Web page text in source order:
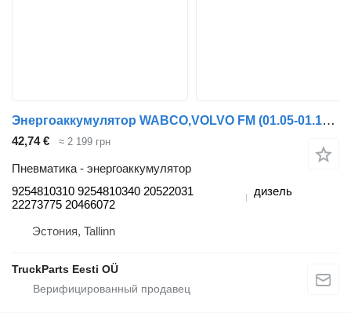
Энергоаккумулятор WABCO,VOLVO FM (01.05-01.14) 9254810310 для тягача Volvo FM7-FM12, FM, FMX (1998-2014)
42,74 € ≈ 2 199 грн
Пневматика - энергоаккумулятор
9254810310 9254810340 20522031
22273775 20466072
дизель
Эстония, Tallinn
TruckParts Eesti OÜ